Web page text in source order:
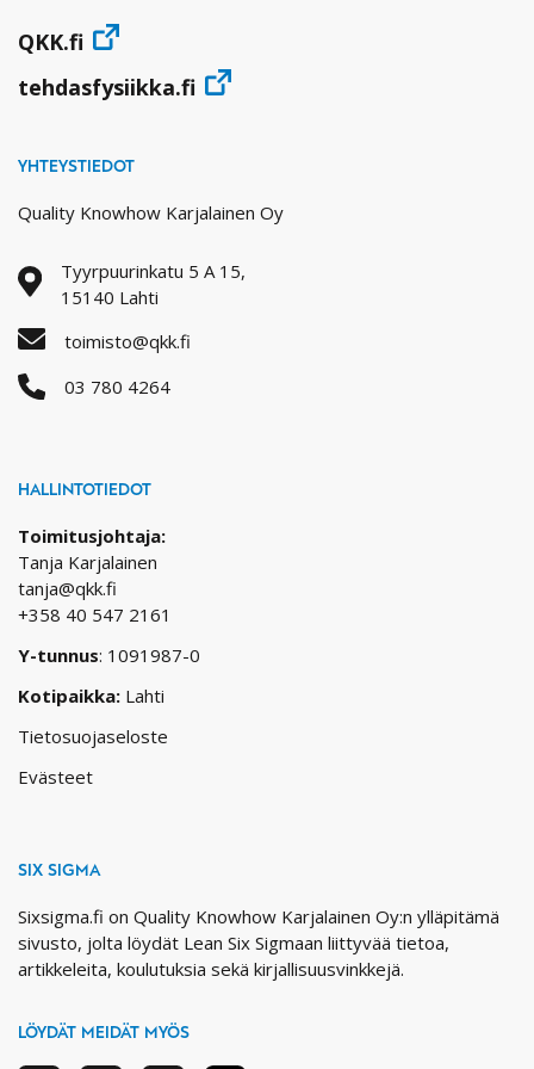
QKK.fi
tehdasfysiikka.fi
YHTEYSTIEDOT
Quality Knowhow Karjalainen Oy
Tyyrpuurinkatu 5 A 15,
15140 Lahti
toimisto@qkk.fi
03 780 4264
HALLINTOTIEDOT
Toimitusjohtaja:
Tanja Karjalainen
tanja@qkk.fi
+358 40 547 2161
Y-tunnus: 1091987-0
Kotipaikka: Lahti
Tietosuojaseloste
Evästeet
SIX SIGMA
Sixsigma.fi on Quality Knowhow Karjalainen Oy:n ylläpitämä
sivusto, jolta löydät Lean Six Sigmaan liittyvää tietoa,
artikkeleita, koulutuksia sekä kirjallisuusvinkkejä.
LÖYDÄT MEIDÄT MYÖS